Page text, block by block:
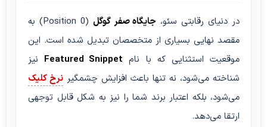
در دنیای رقابتی سئو، جایگاه صفر گوگل
(Position 0) به
مقصد نهایی بسیاری از متخصصان تبدیل شده است. این
موقعیت استثنایی که با نام Featured Snippet نیز
شناخته می‌شود، نه تنها باعث افزایش چشمگیر نرخ کلیک
می‌شود، بلکه اعتبار برند شما را نیز به شکل قابل توجهی
ارتقا می‌دهد.